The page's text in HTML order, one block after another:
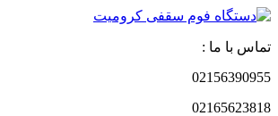
تماس با ما :
02156390955
02165623818